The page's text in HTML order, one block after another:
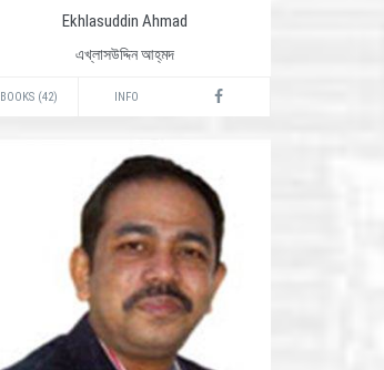
Ekhlasuddin Ahmad
এখ্‌লাসউদ্দিন আহ্‌মদ
BOOKS (42) INFO